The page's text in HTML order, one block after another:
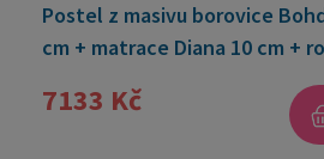
Postel z masivu borovice
cm + matrace Diana 10 cm +
7133 Kč